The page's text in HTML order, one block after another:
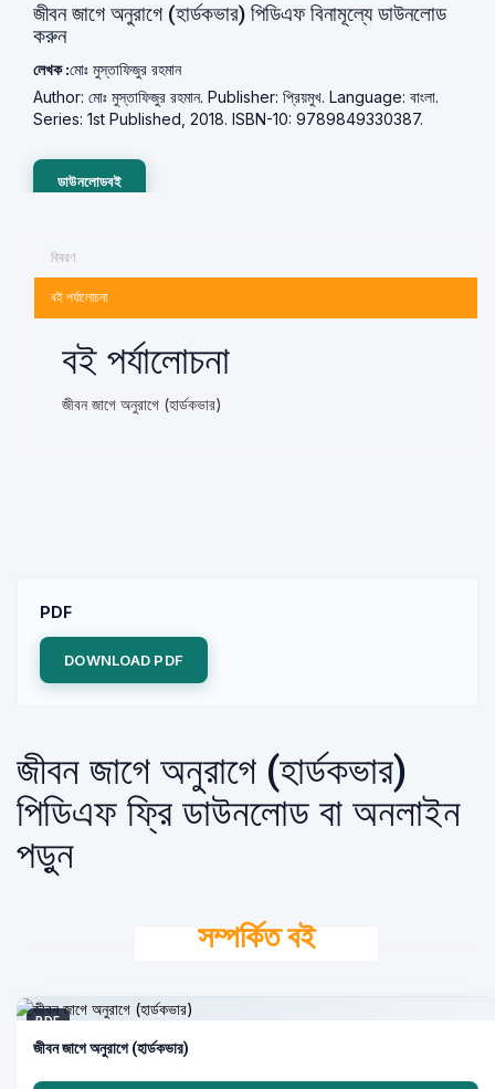
জীবন জাগে অনুরাগে (হার্ডকভার) পিডিএফ বিনামূল্যে ডাউনলোড
করুন
লেখক :মোঃ মুস্তাফিজুর রহমান
Author: মোঃ মুস্তাফিজুর রহমান. Publisher: প্রিয়মুখ. Language: বাংলা.
Series: 1st Published, 2018. ISBN-10: 9789849330387.
ডাউনলোডবই
বিবরণ
বই পর্যালোচনা
বই পর্যালোচনা
জীবন জাগে অনুরাগে (হার্ডকভার)
PDF
DOWNLOAD PDF
জীবন জাগে অনুরাগে (হার্ডকভার)
পিডিএফ ফ্রি ডাউনলোড বা অনলাইন
পড়ুন
সম্পর্কিত বই
PDF
জীবন জাগে অনুরাগে (হার্ডকভার)